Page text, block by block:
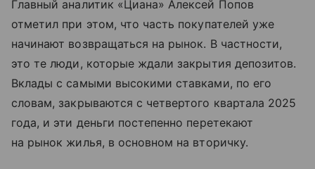
Главный аналитик «Циана» Алексей Попов
отметил при этом, что часть покупателей уже
начинают возвращаться на рынок. В частности,
это те люди, которые ждали закрытия депозитов.
Вклады с самыми высокими ставками, по его
словам, закрываются с четвертого квартала 2025
года, и эти деньги постепенно перетекают
на рынок жилья, в основном на вторичку.